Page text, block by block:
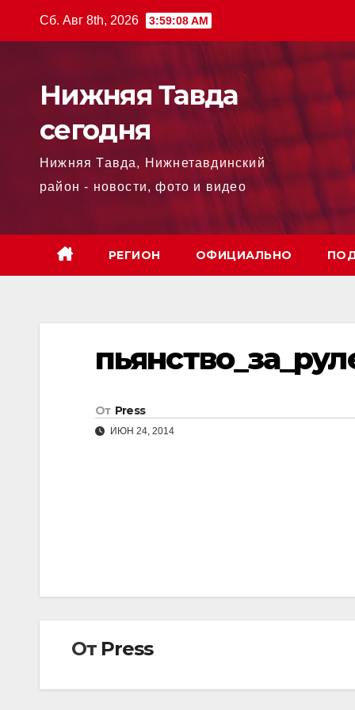
Сб. Авг 8th, 2026 3:59:09 AM
Нижняя Тавда
сегодня
Нижняя Тавда, Нижнетавдинский
район - новости, фото и видео
РЕГИОН ОФИЦИАЛЬНО
От Press
ИЮН 24, 2014
От Press